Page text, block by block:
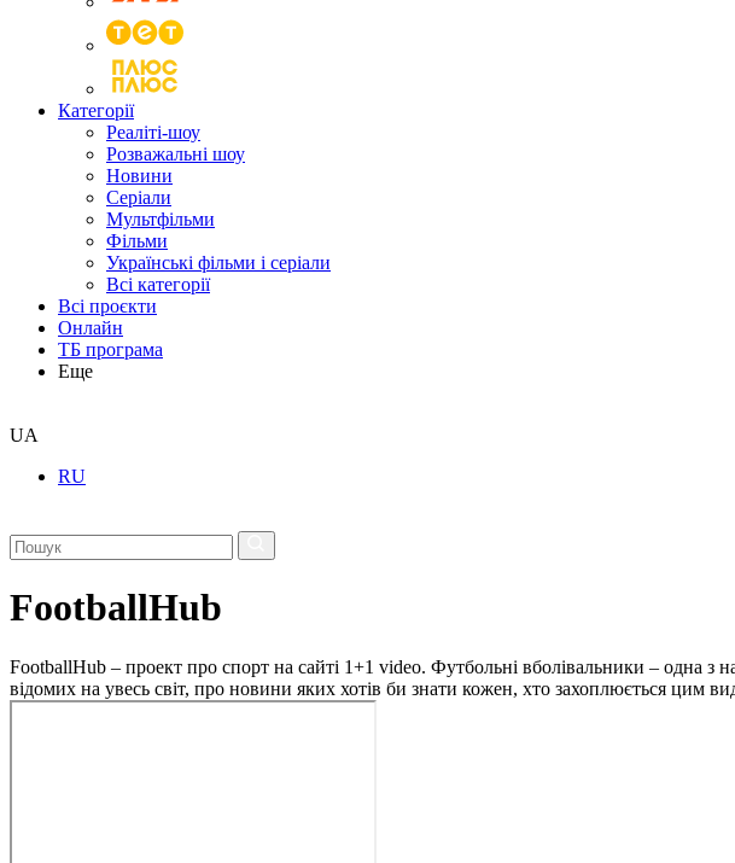
Категорії
Реаліті-шоу
Розважальні шоу
Новини
Серіали
Мультфільми
Фільми
Українські фільми і серіали
Всі категорії
Всі проєкти
Онлайн
ТБ програма
Еще
UA
RU
FootballHub
FootballHub – проект про спорт на сайті 1+1 video. Футбольні вболівальники – одна з
відомих на увесь світ, про новини яких хотів би знати кожен, хто захоплюється цим